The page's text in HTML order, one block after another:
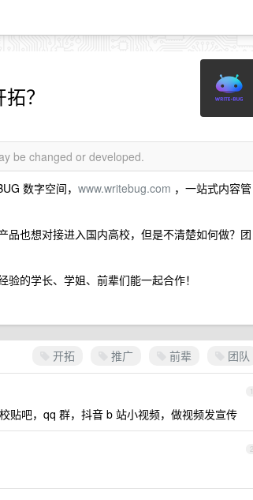
？
be changed or developed.
数字空间， www.writebug.com ，一站式内容管
也想对接进入国内高校，但是不清楚如何做？团
的学长、学姐、前辈们能一起合作！
开拓 推广 前辈 团队
1
贴吧，qq 群，抖音 b 站小视频，做视频发宣传
2